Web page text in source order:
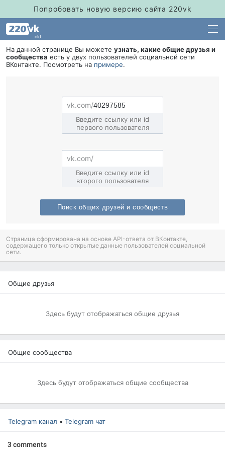
Попробовать новую версию сайта 220vk
old
На данной странице Вы можете узнать, какие общие друзья и
сообщества есть у двух пользователей социальной сети
Контакте. Посмотреть на примере.
едите ссылку или id
первого пользователя
едите ссылку или id
торого пользователя
Поиск общих друзей и сообщест
Страница сформирована на основе API-ответа от ВКонтакте,
содержащего только открытые данные пользователей социальной
сети.
Общие друзья
Здесь будут отображаться общие друзья
Общие сообщества
Здесь будут отображаться общие сообщества
Telegram канал • Telegram чат